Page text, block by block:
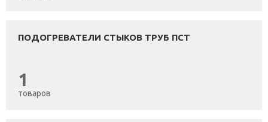
ПОДОГРЕВАТЕЛИ СТЫКОВ ТРУБ ПСТ
1
товаров